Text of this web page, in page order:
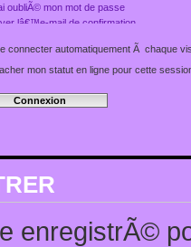
oubliÃ© mon mot de passe
lâ€™e-mail de confirmation
connecter automatiquement Ã chaque
mon statut en ligne pour cette
enregistrÃ©